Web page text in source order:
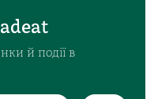
й події в